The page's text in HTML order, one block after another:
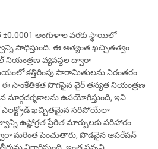
అంగుళాల వరకు స్థాయిలో
సాధిస్తుంది. ఈ అత్యంత ఖచ్చితత్వం
నియంత్రణ వ్యవస్థల ద్వారా
కత్తిరింపు పారామితులను నిరంతరం
ఈ సాంకేతికత సొగసైన వైర్ తన్యత నియంత్రణ
మార్గదర్శకాలను ఉపయోగిస్తుంది, ఇవి
ఎలక్ట్రోడ్ ఖచ్చితమైన సరిపోయేలా
ఉష్ణోగ్రత ప్రేరిత మార్పులకు పరిహారం
ద్వారా మరింత పెంచుతారు, పొడవైన ఆపరేషన్